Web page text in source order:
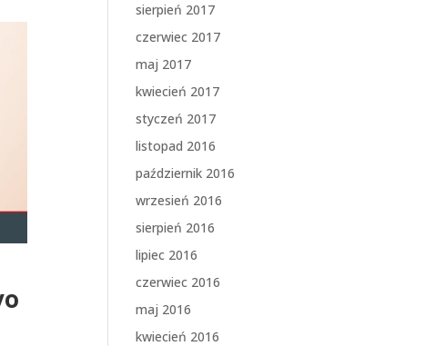
sierpień 2017
czerwiec 2017
maj 2017
kwiecień 2017
styczeń 2017
listopad 2016
październik 2016
wrzesień 2016
sierpień 2016
lipiec 2016
czerwiec 2016
maj 2016
kwiecień 2016